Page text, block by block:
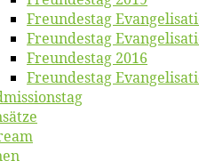
Freun­des­tag
Freun­des­tag
Freun­des­tag 2016
Freun­des­tag